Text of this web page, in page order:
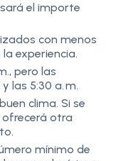
el importe
con menos
experiencia.
pero las
las 5:30 a. m.
clima. Si se
otra
mínimo de